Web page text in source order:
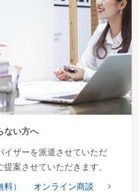
ない方へ
イザーを派遣させていただ
案させていただきます。
）
オンライン商談